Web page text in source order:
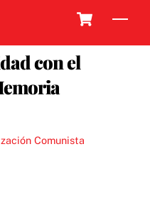
con el
Comunista